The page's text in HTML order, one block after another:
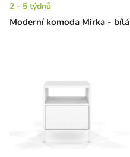
Moderní komoda Mirka - bílá
2 - 5 týdnů